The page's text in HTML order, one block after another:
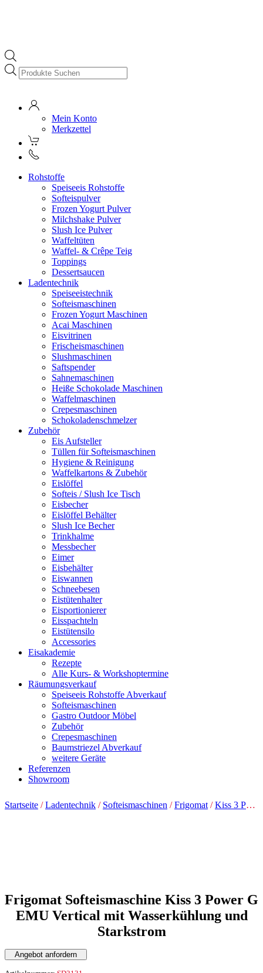
Products
search
Mein Konto
Merkzettel
Rohstoffe
Speiseeis Rohstoffe
Softeispulver
Frozen Yogurt Pulver
Milchshake Pulver
Slush Ice Pulver
Waffeltüten
Waffel- & Crêpe Teig
Toppings
Dessertsaucen
Ladentechnik
Speiseeistechnik
Softeismaschinen
Frozen Yogurt Maschinen
Acai Maschinen
Eisvitrinen
Frischeismaschinen
Slushmaschinen
Saftspender
Sahnemaschinen
Heiße Schokolade Maschinen
Waffelmaschinen
Crepesmaschinen
Schokoladenschmelzer
Zubehör
Eis Aufsteller
Tüllen für Softeismaschinen
Hygiene & Reinigung
Waffelkartons & Zubehör
Eislöffel
Softeis / Slush Ice Tisch
Eisbecher
Eislöffel Behälter
Slush Ice Becher
Trinkhalme
Messbecher
Eimer
Eisbehälter
Eiswannen
Schneebesen
Eistütenhalter
Eisportionierer
Eisspachteln
Eistütensilo
Accessories
Eisakademie
Rezepte
Alle Kurs- & Workshoptermine
Räumungsverkauf
Speiseeis Rohstoffe Abverkauf
Softeismaschinen
Gastro Outdoor Möbel
Zubehör
Crepesmaschinen
Baumstriezel Abverkauf
weitere Geräte
Referenzen
Showroom
Startseite /Ladentechnik / Softeismaschinen /Frigomat /Kiss 3 Power Vertical
Frigomat Softeismaschine Kiss 3 Power G
EMU Vertical mit Wasserkühlung und
Starkstrom
Angebot anfordern